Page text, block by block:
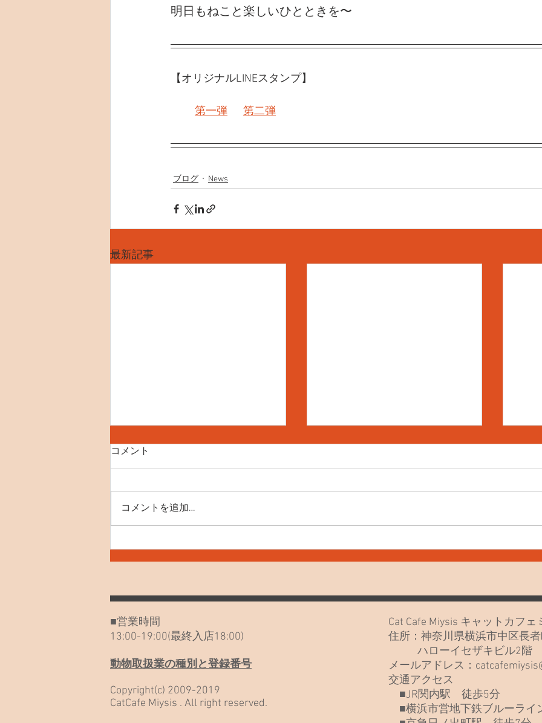
明日もねこと楽しいひとときを〜
【オリジナルLINEスタンプ】
第一弾 第二弾
ブログ News
最新記事
7月30日(木) お知らせや最近
のねこたち
7月20日(月)久しぶりでごめん
なさい🙏
コメント
コメントを追加…
■営業時間
13:00-19:00(最終入店18:00)
動物取扱業の種別と登録番号
Copyright(c) 2009-2019
CatCafe Miysis . All right reserved.
Cat Cafe Miysis キャットカフ
住所：神奈川県横浜市中区長
ハローイセザキビル2
メールアドレス：
交通アクセス
■JR関内駅 徒歩5分
■横浜市営地下鉄ブルーラ